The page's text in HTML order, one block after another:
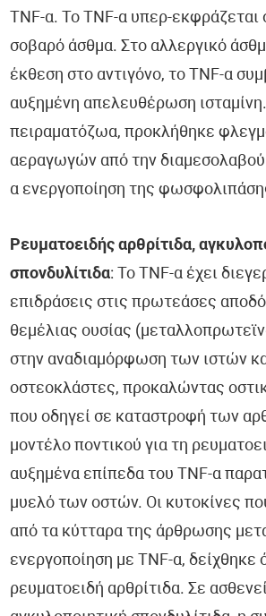
TNF-α. Το TNF-α υπερ-εκφράζεται
σοβαρό άσθμα. Στο αλλεργικό
έκθεση στο αντιγόνο, το TNF-α
αυξημένη απελευθέρωση
πειραματόζωα, προκλήθηκε
αεραγωγών από την
α ενεργοποίηση της
Ρευματοειδής αρθρίτιδα,
σπονδυλίτιδα: Το TNF-α έχει
επιδράσεις στις πρωτεάσες
θεμέλιας ουσίας
στην αναδιαμόρφωση των ιστών
οστεοκλάστες, προκαλώντας
που οδηγεί σε καταστροφή των
μοντέλο ποντικού για τη
αυξημένα επίπεδα του TNF-α
μυελό των οστών. Οι κυτοκίνες
από τα κύτταρα της άρθρωσης
ενεργοποίηση με TNF-α, δείχθηκε
ρευματοειδή αρθρίτιδα. Σε